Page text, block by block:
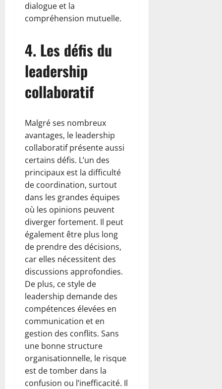
dialogue et la
compréhension mutuelle.
4. Les défis du
leadership
collaboratif
Malgré ses nombreux
avantages, le leadership
collaboratif présente aussi
certains défis. L’un des
principaux est la difficulté
de coordination, surtout
dans les grandes équipes
où les opinions peuvent
diverger fortement. Il peut
également être plus long
de prendre des décisions,
car elles nécessitent des
discussions approfondies.
De plus, ce style de
leadership demande des
compétences élevées en
communication et en
gestion des conflits. Sans
une bonne structure
organisationnelle, le risque
est de tomber dans la
confusion ou l’inefficacité. Il